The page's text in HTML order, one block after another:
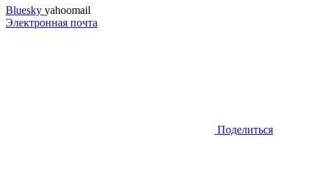
Bluesky yahoomail
Электронная почта
Поделиться